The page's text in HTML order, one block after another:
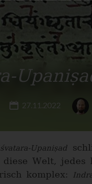
27.11.2022
Upaniṣad
diese Welt,
komplex: